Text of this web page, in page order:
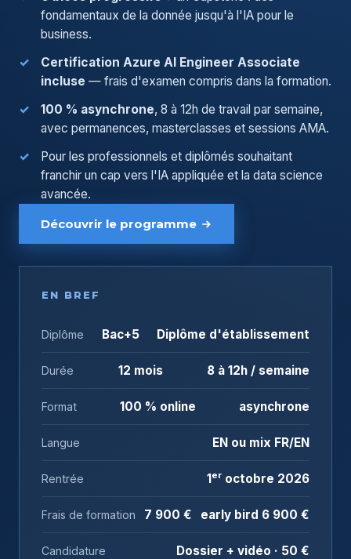
fondamentaux de la donnée jusqu'à l'IA pour le
business.
Certification Azure AI Engineer Associate
incluse — frais d'examen compris dans la formation.
100 % asynchrone, 8 à 12h de travail par semaine,
avec permanences, masterclasses et sessions AMA.
Pour les professionnels et diplômés souhaitant
franchir un cap vers l'IA appliquée et la data science
avancée.
Découvrir le programme
EN BREF
Diplôme Bac+5 Diplôme d'établissement
Durée 12 mois 8 à 12h / semaine
Format 100 % online asynchrone
Langue EN ou mix FR/EN
Rentrée 1er octobre 2026
Frais de formation 7 900 € early bird 6 900 €
Candidature Dossier + vidéo · 50 €